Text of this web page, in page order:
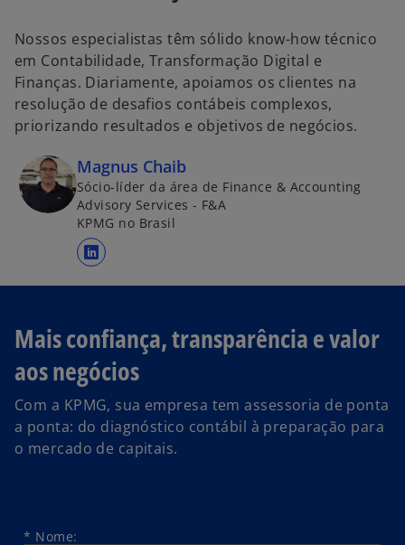
Nossos especialistas têm sólido know-how técnico
em Contabilidade, Transformação Digital e
Finanças. Diariamente, apoiamos os clientes na
resolução de desafios contábeis complexos,
priorizando resultados e objetivos de negócios.
Magnus Chaib
Sócio-líder da área de Finance & Accounting
Advisory Services - F&A
KPMG no Brasil
a
b
e
m
m
a
n
Mais confiança, transparência e valor
aos negócios
Com a KPMG, sua empresa tem assessoria de ponta
a ponta: do diagnóstico contábil à preparação para
o mercado de capitais.
* Nome: